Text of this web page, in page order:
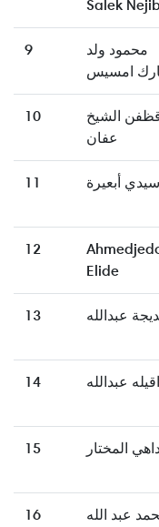
Salek
9
محمود ولد
امسيس
10
الشيخ
عفان
11 سيدي أبعيرة
12
Elide
13 عبدالله
14 اقيله عبدالله
15 المختار
16
عبد الله